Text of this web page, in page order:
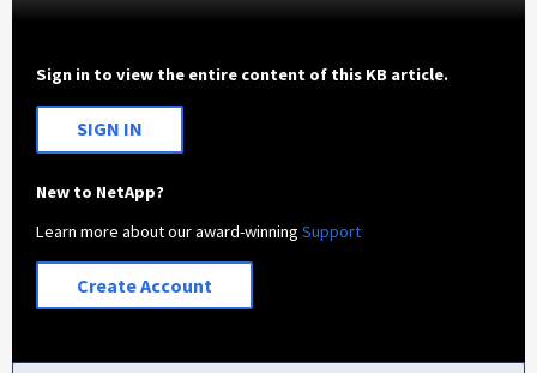
Sign in to view the entire content of this KB article.
SIGN IN
New to NetApp?
Learn more about our award-winningSupport
Create Account